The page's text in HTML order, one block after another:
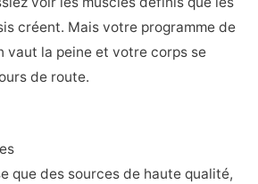
créent. Mais votre programme de
vaut la peine et votre corps se
de route.
que des sources de haute qualité,